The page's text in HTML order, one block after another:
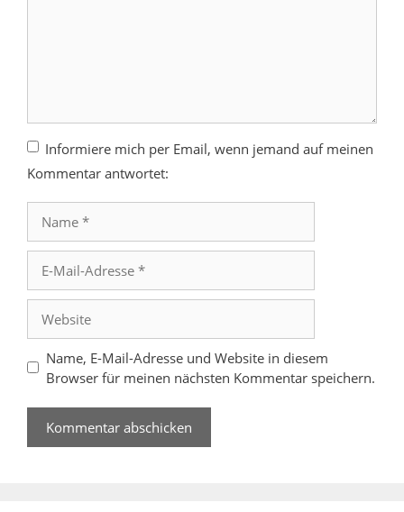
Informiere mich per Email, wenn jemand auf meinen
Kommentar antwortet:
Mail-
Adresse
Name, E-Mail-Adresse und Website in diesem
Browser für meinen nächsten Kommentar speichern.